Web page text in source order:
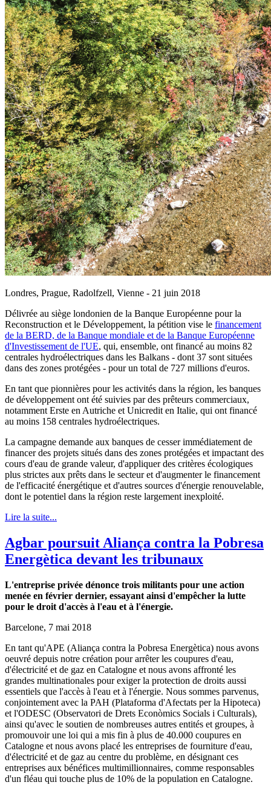
Londres, Prague, Radolfzell, Vienne - 21 juin 2018
Délivrée au siège londonien de la Banque Européenne pour la
Reconstruction et le Développement, la pétition vise le financement
de la BERD, de la Banque mondiale et de la Banque Européenne
d'Investissement de l'UE, qui, ensemble, ont financé au moins 82
centrales hydroélectriques dans les Balkans - dont 37 sont situées
dans des zones protégées - pour un total de 727 millions d'euros.
En tant que pionnières pour les activités dans la région, les banques
de développement ont été suivies par des prêteurs commerciaux,
notamment Erste en Autriche et Unicredit en Italie, qui ont financé
au moins 158 centrales hydroélectriques.
La campagne demande aux banques de cesser immédiatement de
financer des projets situés dans des zones protégées et impactant des
cours d'eau de grande valeur, d'appliquer des critères écologiques
plus strictes aux prêts dans le secteur et d'augmenter le financement
de l'efficacité énergétique et d'autres sources d'énergie renouvelable,
dont le potentiel dans la région reste largement inexploité.
Lire la suite...
Agbar poursuit Aliança contra la Pobresa
Energètica devant les tribunaux
L'entreprise privée dénonce trois militants pour une action
menée en février dernier, essayant ainsi d'empêcher la lutte
pour le droit d'accès à l'eau et à l'énergie.
Barcelone, 7 mai 2018
En tant qu'APE (Aliança contra la Pobresa Energètica) nous avons
oeuvré depuis notre création pour arrêter les coupures d'eau,
d'électricité et de gaz en Catalogne et nous avons affronté les
grandes multinationales pour exiger la protection de droits aussi
essentiels que l'accès à l'eau et à l'énergie. Nous sommes parvenus,
conjointement avec la PAH (Plataforma d'Afectats per la Hipoteca)
et l'ODESC (Observatori de Drets Econòmics Socials i Culturals),
ainsi qu'avec le soutien de nombreuses autres entités et groupes, à
promouvoir une loi qui a mis fin à plus de 40.000 coupures en
Catalogne et nous avons placé les entreprises de fourniture d'eau,
d'électricité et de gaz au centre du problème, en désignant ces
entreprises aux bénéfices multimillionnaires, comme responsables
d'un fléau qui touche plus de 10% de la population en Catalogne.